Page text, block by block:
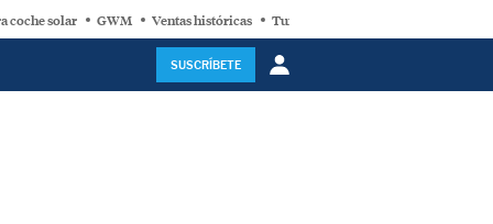
coche solar GWM Ventas históricas Turbina eólica
SUSCRÍBETE